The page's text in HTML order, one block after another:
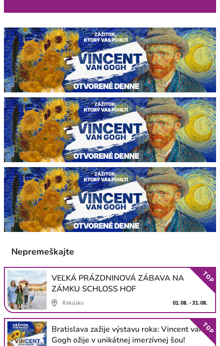
Nepremeškajte
VEĽKÁ PRÁZDNINOVÁ ZÁBAVA NA
ZÁMKU SCHLOSS HOF
Rakúsko 01.08. - 31.08.
TOP
Bratislava zažije výstavu roka: Vincent van
Gogh ožije v unikátnej imerzívnej šou!
TOP